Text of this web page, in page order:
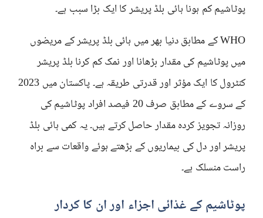
پوٹاشیم کم ہونا ہائی بلڈ پریشر کا ایک بڑا سبب ہے۔
WHO کے مطابق دنیا بھر میں ہائی بلڈ پریشر کے مریضوں
میں پوٹاشیم کی مقدار بڑھانا اور نمک کم کرنا بلڈ پریشر
کنٹرول کا ایک مؤثر اور قدرتی طریقہ ہے۔ پاکستان میں 2023
کے سروے کے مطابق صرف 20 فیصد افراد پوٹاشیم کی
روزانہ تجویز کردہ مقدار حاصل کرتے ہیں۔ یہ کمی ہائی بلڈ
پریشر اور دل کی بیماریوں کے بڑھتے ہوئے واقعات سے براہ
راست منسلک ہے۔
پوٹاشیم کے غذائی اجزاء اور ان کا کردار